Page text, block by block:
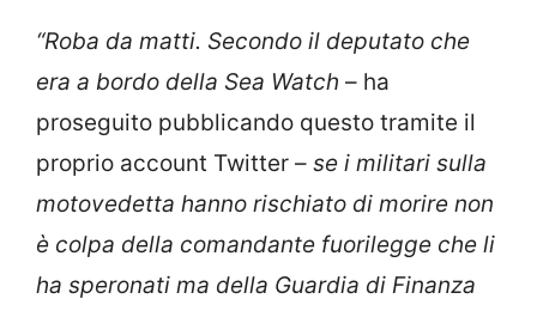
“Roba da matti. Secondo il deputato che
era a bordo della Sea Watch – ha
proseguito pubblicando questo tramite il
proprio account Twitter – se i militari sulla
motovedetta hanno rischiato di morire non
è colpa della comandante fuorilegge che li
ha speronati ma della Guardia di Finanza